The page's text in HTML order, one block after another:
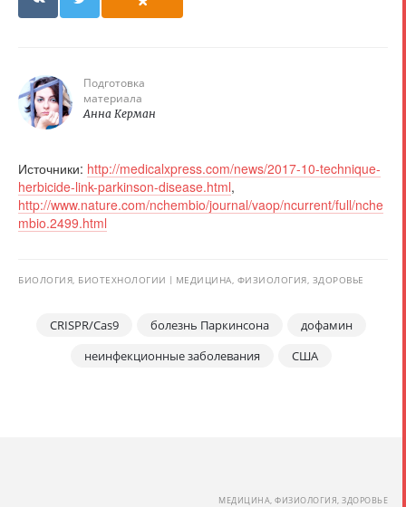
Подготовка
материала
Анна Керман
Источники: http://medicalxpress.com/news/2017-10-technique-
herbicide-link-parkinson-disease.html,
http://www.nature.com/nchembio/journal/vaop/ncurrent/full/nche
mbio.2499.html
БИОЛОГИЯ, БИОТЕХНОЛОГИИ МЕДИЦИНА, ФИЗИОЛОГИЯ, ЗДОРОВЬЕ
CRISPR/Cas9 болезнь Паркинсона
дофамин
неинфекционные заболевания
США
МЕДИЦИНА, ФИЗИОЛОГИЯ, ЗДОРОВЬЕ